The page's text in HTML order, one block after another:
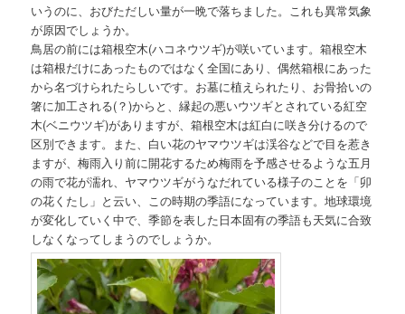
いうのに、おびただしい量が一晩で落ちました。これも異常気象
が原因でしょうか。
鳥居の前には箱根空木(ハコネウツギ)が咲いています。箱根空木
は箱根だけにあったものではなく全国にあり、偶然箱根にあった
から名づけられたらしいです。お墓に植えられたり、お骨拾いの
箸に加工される(？)からと、縁起の悪いウツギとされている紅空
木(ベニウツギ)がありますが、箱根空木は紅白に咲き分けるので
区別できます。また、白い花のヤマウツギは渓谷などで目を惹き
ますが、梅雨入り前に開花するため梅雨を予感させるような五月
の雨で花が濡れ、ヤマウツギがうなだれている様子のことを「卯
の花くたし」と云い、この時期の季語になっています。地球環境
が変化していく中で、季節を表した日本固有の季語も天気に合致
しなくなってしまうのでしょうか。